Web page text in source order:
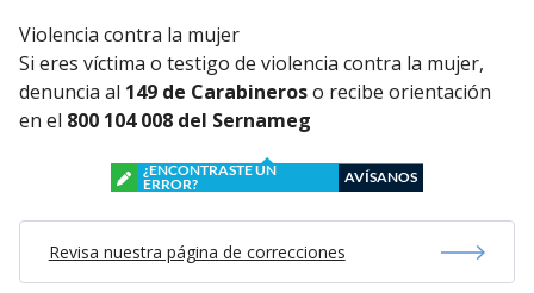
Violencia contra la mujer
Si eres víctima o testigo de violencia contra la mujer,
denuncia al 149 de Carabineroso recibe orientación
en el 800 104 008 del Sernameg
¿ENCONTRASTE UN
ERROR?
AVÍSANOS
Revisa nuestra página de correcciones